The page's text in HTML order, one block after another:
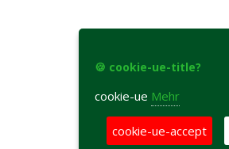
🍪 cookie-ue-title?
cookie-ue Mehr
cookie-ue-accept